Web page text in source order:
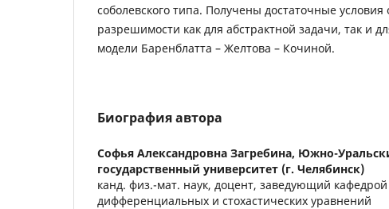
соболевского типа. Получены достаточные условия
разрешимости как для абстрактной задачи, так и
модели Баренблатта – Желтова – Кочиной.
Биография автора
Софья Александровна Загребина, Южно-
государственный университет (г. Челябинск)
канд. физ.-мат. наук, доцент, заведующий кафедрой
дифференциальных и стохастических уравнений